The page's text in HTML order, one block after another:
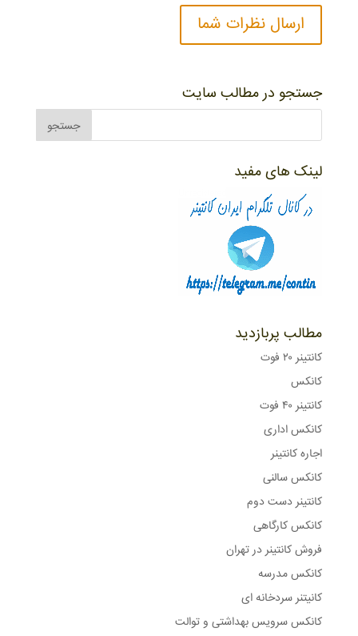
جستجو در مطالب سایت
لینک های مفید
مطالب پربازدید
کانتینر ۲۰ فوت
کانکس
کانتینر ۴۰ فوت
کانکس اداری
اجاره کانتینر
کانکس سالنی
کانتینر دست دوم
کانکس کارگاهی
فروش کانتینر در تهران
کانکس مدرسه
کانیتنر سردخانه ای
کانکس سرویس بهداشتی و توالت